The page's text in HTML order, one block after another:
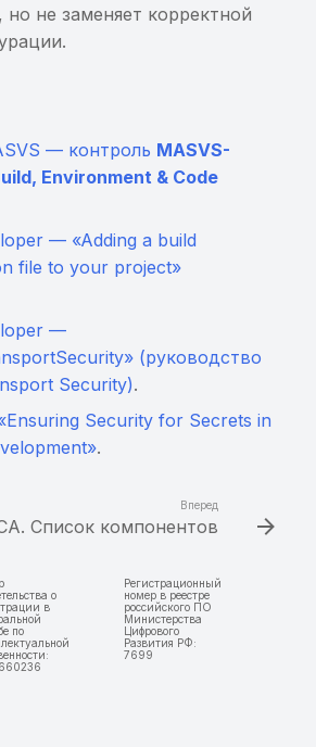
но не заменяет корректной
— контроль MASVS-
Environment & Code
— «Adding a build
file to your project»
—
(руководство
Security).
Security for Secrets in
.
Вперед
Список компонентов
о
в
по
Регистрационный
номер в реестре
российского ПО
Министерства
Цифрового
Развития РФ:
7699